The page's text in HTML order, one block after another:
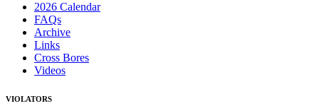
2026 Calendar
FAQs
Archive
Links
Cross Bores
Videos
VIOLATORS